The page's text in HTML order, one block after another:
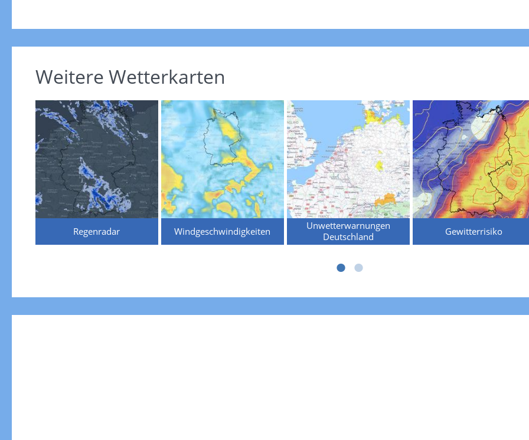
Weitere Wetterkarten
Regenradar Windgeschwindigkeiten
Unwetterwarnungen
Deutschland
Gewitterrisiko